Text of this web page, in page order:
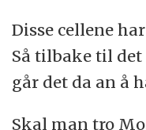
Disse cellene
Så tilbake til
går det da an å
Skal man tro